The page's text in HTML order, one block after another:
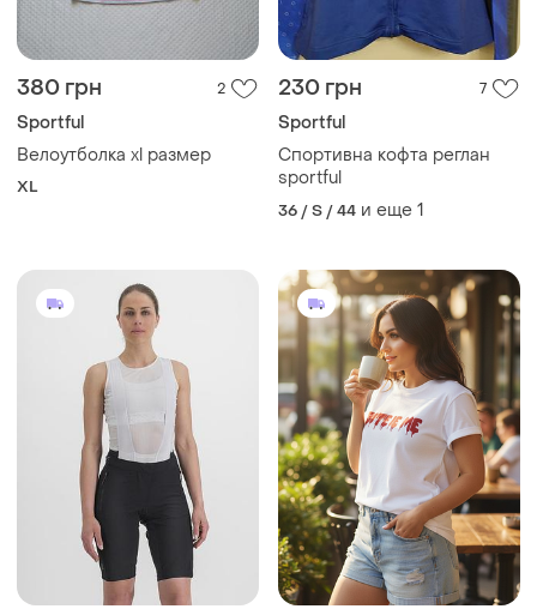
380 грн 2
Sportful
Велоутболка xl размер
XL
230 грн 7
Sportful
Спортивна кофта реглан
sportful
36 / S / 44 и еще 1